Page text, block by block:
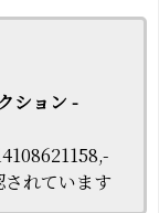
ション -
れています